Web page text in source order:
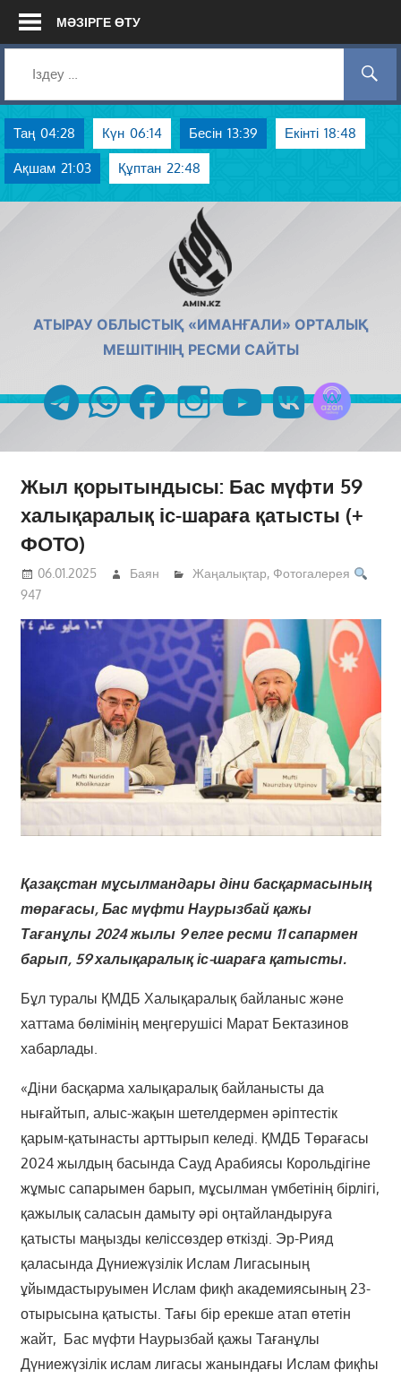
Skip
МӘЗІРГЕ ӨТУ
Таң 04:28 Күн 06:14 Бесін 13:39 Екінті 18:48
Ақшам 21:03 Құптан 22:48
АТЫРАУ ОБЛЫСТЫҚ «ИМАНҒАЛИ» ОРТАЛЫҚ
МЕШІТІНІҢ РЕСМИ САЙТЫ
telegramwhatsappfacebookinstagramyoutubevk
Жыл қорытындысы: Бас мүфти 59
халықаралық іс-шараға қатысты (+
ФОТО)
06.01.2025 Баян Жаңалықтар, Фотогалерея
947
Қазақстан мұсылмандары діни басқармасының
төрағасы, Бас мүфти Наурызбай қажы
Тағанұлы 2024 жылы 9 елге ресми 11 сапармен
барып, 59 халықаралық іс-шараға қатысты.
Бұл туралы ҚМДБ Халықаралық байланыс және
хаттама бөлімінің меңгерушісі Марат Бектазинов
хабарлады.
«Діни басқарма халықаралық байланысты да
нығайтып, алыс-жақын шетелдермен әріптестік
қарым-қатынасты арттырып келеді. ҚМДБ Төрағасы
2024 жылдың басында Сауд Арабиясы Корольдігіне
жұмыс сапарымен барып, мұсылман үмбетінің бірлігі,
қажылық саласын дамыту әрі оңтайландыруға
қатысты маңызды келіссөздер өткізді. Эр-Рияд
қаласында Дүниежүзілік Ислам Лигасының
ұйымдастыруымен Ислам фиқһ академиясының 23-
отырысына қатысты. Тағы бір ерекше атап өтетін
жайт, Бас мүфти Наурызбай қажы Тағанұлы
Дүниежүзілік ислам лигасы жанындағы Ислам фиқһы